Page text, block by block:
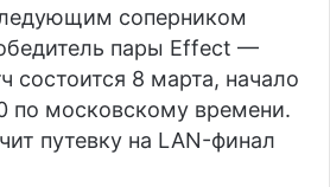
соперником
пары Effect —
состоится 8 марта, начало
по московскому времени.
путевку на LAN-финал